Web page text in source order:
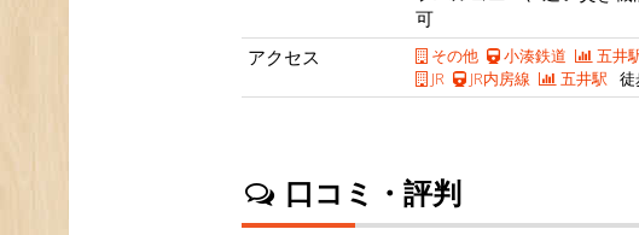
可
アクセス
その他 小湊鉄道 五井
JR
JR内房線 五井駅 徒
口コミ・評判